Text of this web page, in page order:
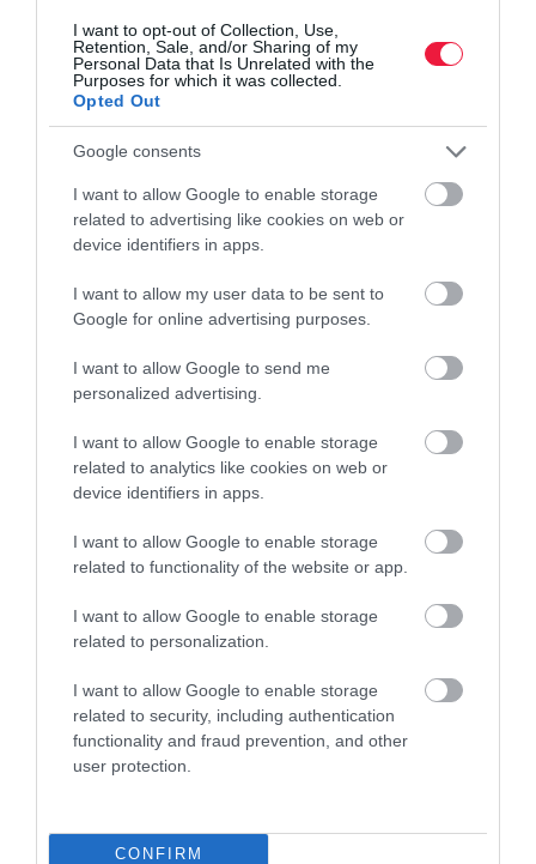
I want to opt-out of Collection, Use,
Retention, Sale, and/or Sharing of my
Personal Data that Is Unrelated with the
Purposes for which it was collected.
Opted Out
Google consents
I want to allow Google to enable storage
related to advertising like cookies on web or
device identifiers in apps.
I want to allow my user data to be sent to
Google for online advertising purposes.
I want to allow Google to send me
personalized advertising.
I want to allow Google to enable storage
related to analytics like cookies on web or
device identifiers in apps.
I want to allow Google to enable storage
related to functionality of the website or app.
I want to allow Google to enable storage
related to personalization.
I want to allow Google to enable storage
related to security, including authentication
functionality and fraud prevention, and other
user protection.
CONFIRM
BEFEKTETÉS
Ez volt a lakossági befektetők kedvence májusban
lévő állampapírok állománya, miután az akkor bejelentett
kamatcsökkentésre reagálva a kisbefektetők alaposan bevásároltak